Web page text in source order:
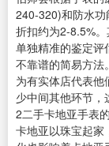
240-320)和防水功
折扣约为2-8.5%
单独精准的鉴定评
不靠谱的简易方法
为有实体店代表
少中间其他环节，
2二手卡地亚手表
卡地亚以珠宝起家